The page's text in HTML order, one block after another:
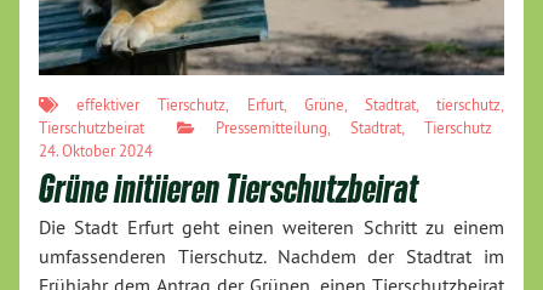
effektiver Tierschutz Erfurt, Grüne Stadtrat,tierschutz
Tierschutzbeirat
Pressemitteilung Stadtrat, Tierschutz
24. Oktober 2024
Grüne initiieren Tierschutzbeirat
Die Stadt Erfurt geht einen weiteren Schritt zu einem
umfassenderen Tierschutz. Nachdem der Stadtrat im
Frühjahr dem Antrag der Grünen, einen Tierschutzbeirat